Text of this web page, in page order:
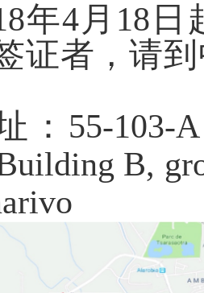
8年4 月 18 日
证者，请
： 55-103-A
B,